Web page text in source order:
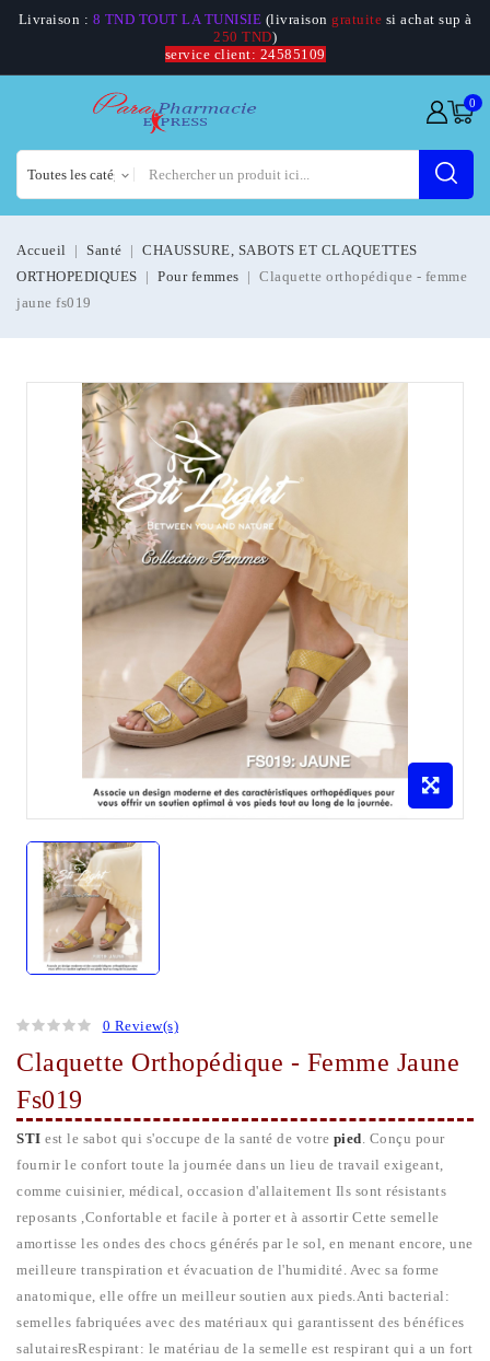
Livraison : 8 TND TOUT LA TUNISIE (livraison gratuite si achat sup à
250 TND)
service client: 24585109
0
Accueil Santé
CHAUSSURE, SABOTS ET CLAQUETTES
ORTHOPEDIQUES
Pour femmes
Claquette orthopédique - femme
jaune fs019
0 Review(s)
Claquette Orthopédique - Femme Jaune
Fs019
STI est le sabot qui s'occupe de la santé de votre pied. Conçu pour
fournir le confort toute la journée dans un lieu de travail exigeant,
comme cuisinier, médical, occasion d'allaitement Ils sont résistants
reposants ,Confortable et facile à porter et à assortir Cette semelle
amortisse les ondes des chocs générés par le sol, en menant encore, une
meilleure transpiration et évacuation de l'humidité. Avec sa forme
anatomique, elle offre un meilleur soutien aux pieds.Anti bacterial:
semelles fabriquées avec des matériaux qui garantissent des bénéfices
salutairesRespirant: le matériau de la semelle est respirant qui a un fort